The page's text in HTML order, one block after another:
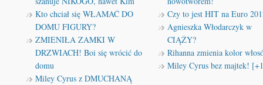
Kto chciał się WŁAMAĆ DO
DOMU FIGURY?
ZMIENIŁA ZAMKI W
DRZWIACH! Boi się wrócić do
domu
Miley Cyrus z DMUCHANĄ
Czy to jest HIT na Euro
Agnieszka Włodarczyk w
CIĄŻY?
Rihanna zmienia kolor
Miley Cyrus bez majtek!